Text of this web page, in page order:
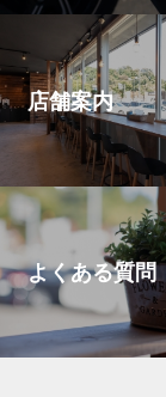
店舗案内
よくある質問